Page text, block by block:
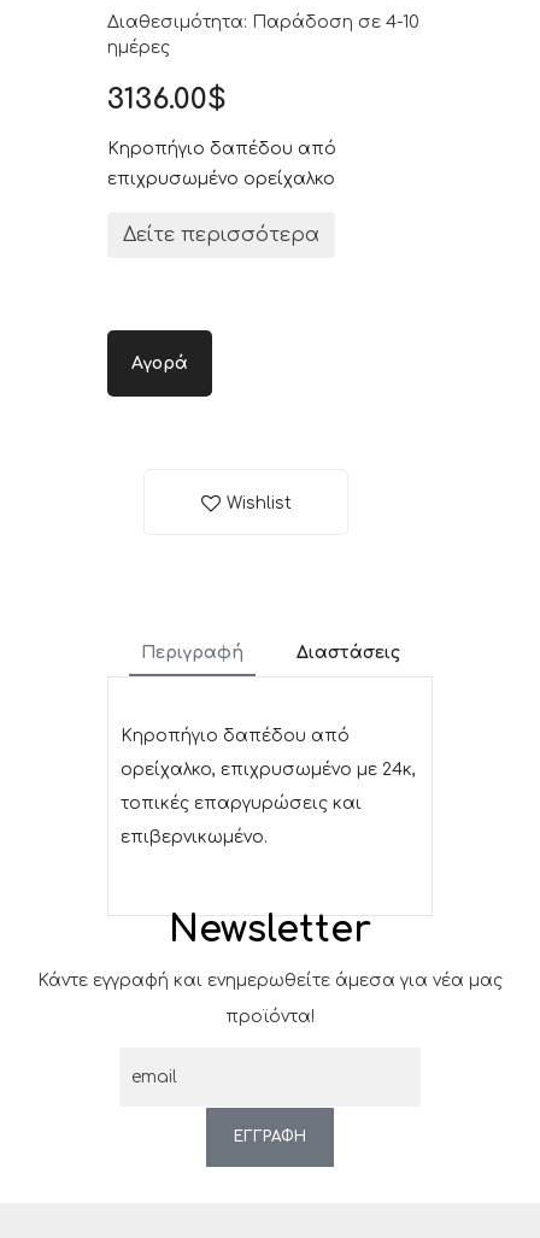
Διαθεσιμότητα: Παράδοση σε 4-10
ημέρες
3136.00$
Κηροπήγιο δαπέδου από
επιχρυσωμένο ορείχαλκο
Δείτε περισσότερα
Αγορά
Wishlist
Περιγραφή Διαστάσεις
Κηροπήγιο δαπέδου από
ορείχαλκο, επιχρυσωμένο με 24κ,
τοπικές επαργυρώσεις και
επιβερνικωμένο.
Newsletter
Κάντε εγγραφή και ενημερωθείτε άμεσα για νέα μας
προϊόντα!
ΕΓΓΡΑΦΗ